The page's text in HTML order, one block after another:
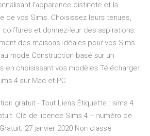
l’apparence distincte et la
de vos Sims. Choisissez leurs tenues,
et donnez-leur des aspirations.
des maisons idéales pour vos Sims
mode Construction basé sur un
en choisissant vos modèles Télécharger
4 sur Mac et PC
gratuit - Tout Liens Étiquette : sims 4
Clé de licence Sims 4 + numéro de
27 janvier 2020 Non classé